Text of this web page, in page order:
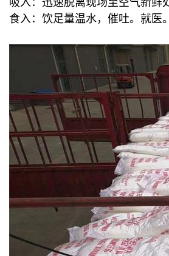
吸入：迅速脱离现场至空气新鲜
食入：饮足量温水，催吐。就医。